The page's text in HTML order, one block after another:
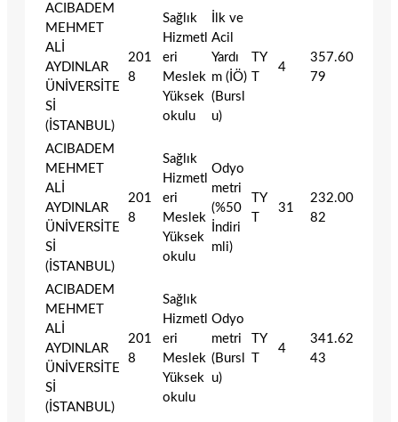
ACIBADEM
MEHMET
ALİ
AYDINLAR
ÜNİVERSİTE
Sİ
(İSTANBUL)
201
8
Sağlık
Hizmetl
eri
Meslek
Yüksek
okulu
İlk ve
Acil
Yardı
m (İÖ)
(Bursl
u)
TY
T
4
357.60
79
ACIBADEM
MEHMET
ALİ
AYDINLAR
ÜNİVERSİTE
Sİ
(İSTANBUL)
201
8
Sağlık
Hizmetl
eri
Meslek
Yüksek
okulu
Odyo
metri
(%50
İndiri
mli)
TY
T
31
232.00
82
ACIBADEM
MEHMET
ALİ
AYDINLAR
ÜNİVERSİTE
Sİ
(İSTANBUL)
201
8
Sağlık
Hizmetl
eri
Meslek
Yüksek
okulu
Odyo
metri
(Bursl
u)
TY
T
4
341.62
43